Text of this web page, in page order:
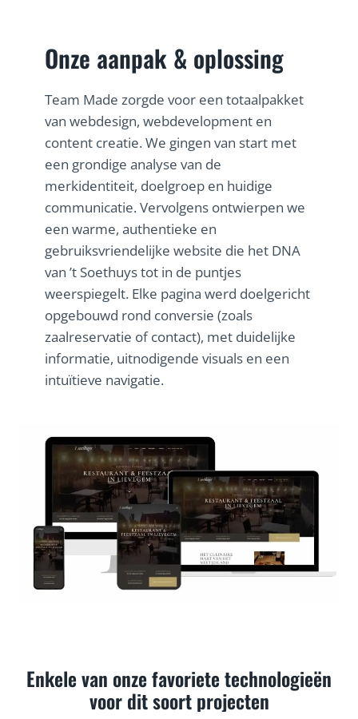
Onze aanpak & oplossing
Team Made zorgde voor een totaalpakket
van webdesign, webdevelopment en
content creatie. We gingen van start met
een grondige analyse van de
merkidentiteit, doelgroep en huidige
communicatie. Vervolgens ontwierpen we
een warme, authentieke en
gebruiksvriendelijke website die het DNA
van ’t Soethuys tot in de puntjes
weerspiegelt. Elke pagina werd doelgericht
opgebouwd rond conversie (zoals
zaalreservatie of contact), met duidelijke
informatie, uitnodigende visuals en een
intuïtieve navigatie.
Enkele van onze favoriete technologieën
voor dit soort projecten